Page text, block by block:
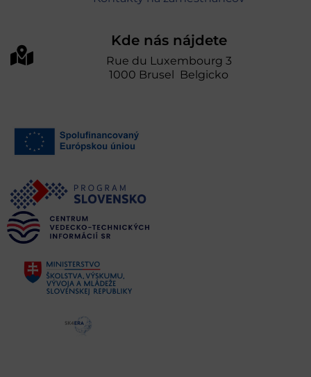
Kde nás nájdete
Rue du Luxembourg 3
1000 Brusel Belgicko